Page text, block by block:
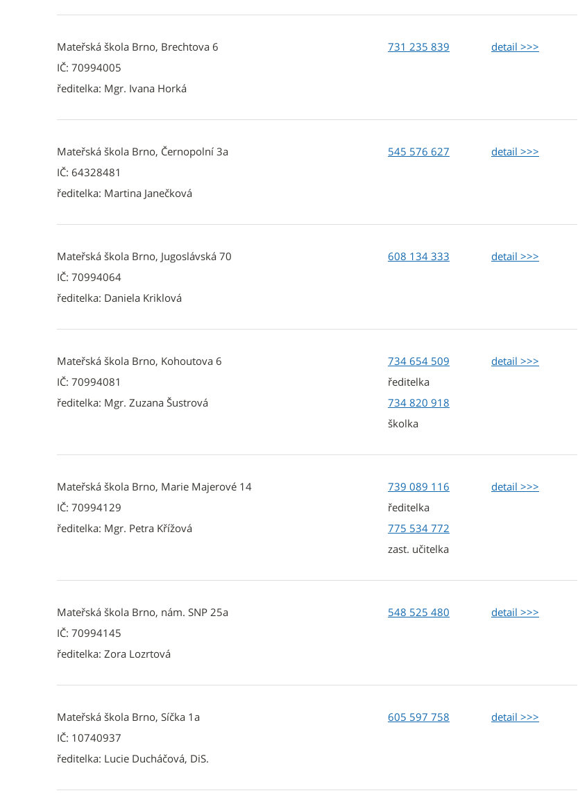
Mateřská škola Brno, Brechtova 6
IČ: 70994005
ředitelka: Mgr. Ivana Horká
731 235 839 detail >>>
Mateřská škola Brno, Černopolní 3a
IČ: 64328481
ředitelka: Martina Janečková
545 576 627 detail >>>
Mateřská škola Brno, Jugoslávská 70
IČ: 70994064
ředitelka: Daniela Kriklová
608 134 333 detail >>>
Mateřská škola Brno, Kohoutova 6
IČ: 70994081
ředitelka: Mgr. Zuzana Šustrová
734 654 509
ředitelka
734 820 918
školka
detail >>>
Mateřská škola Brno, Marie Majerové 14
IČ: 70994129
ředitelka: Mgr. Petra Křížová
739 089 116
ředitelka
775 534 772
zast. učitelka
detail >>>
Mateřská škola Brno, nám. SNP 25a
IČ: 70994145
ředitelka: Zora Lozrtová
548 525 480 detail >>>
Mateřská škola Brno, Síčka 1a
IČ: 10740937
ředitelka: Lucie Ducháčová, DiS.
605 597 758 detail >>>